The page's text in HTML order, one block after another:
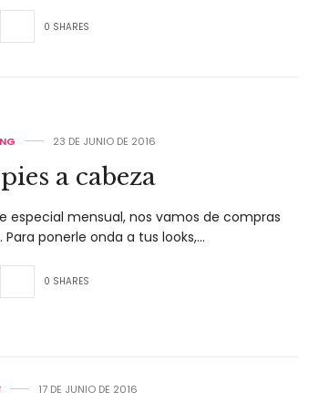
0 SHARES
23 DE JUNIO DE 2016
a cabeza
especial mensual, nos vamos de compras
Para ponerle onda a tus looks,…
0 SHARES
17 DE JUNIO DE 2016